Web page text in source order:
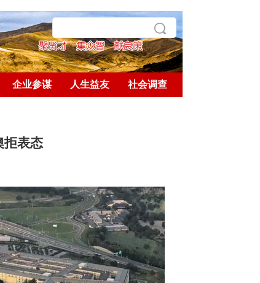
企业参谋 人生益友 社会调查
拒表态